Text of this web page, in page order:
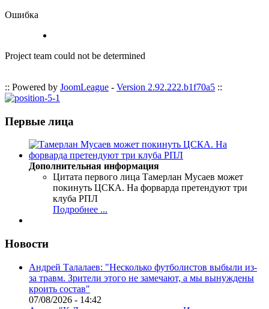
Ошибка
Project team could not be determined
:: Powered by JoomLeague - Version 2.92.222.b1f70a5 ::
Первые лица
Дополнительная информация
Цитата первого лица Тамерлан Мусаев может
покинуть ЦСКА. На форварда претендуют три
клуба РПЛ
Подробнее ...
Новости
Андрей Талалаев: "Несколько футболистов выбыли из-
за травм. Зрители этого не замечают, а мы вынуждены
кроить состав"
07/08/2026 - 14:42